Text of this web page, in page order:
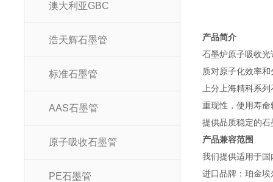
澳大利亚GBC
浩天辉石墨管
标准石墨管
AAS石墨管
原子吸收石墨管
PE石墨管
产品简介
石墨炉原子吸收
质对原子化效率
上分上海精科系
重现性，使用寿
提供品质稳定的
产品兼容范围
我们提供适用于
进口品牌：珀金埃